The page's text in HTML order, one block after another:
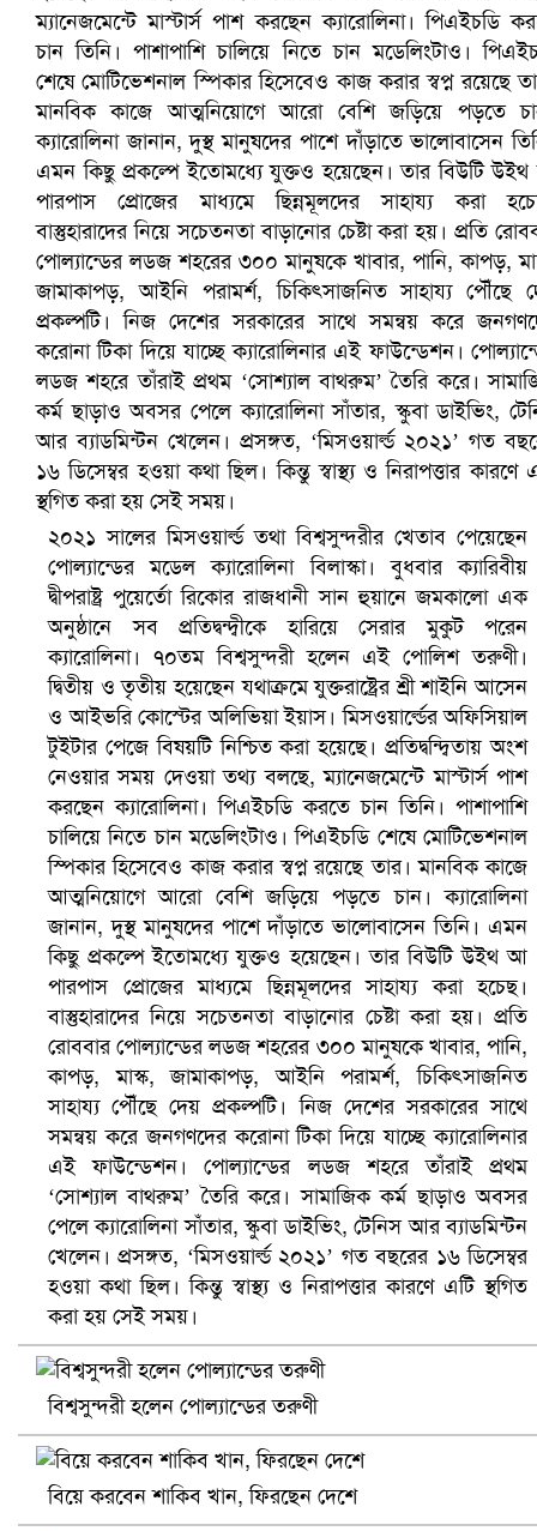
খুলনায় বিএনপি অফিসে গুলি-বোমা হামলা, নিহত ১
প্রোটিয়াদের হারিয়ে বিশ্বকাপের শিরোপা ঘরে তুলল ভারত
সৌদিতে ব্যাপক ধরপাকড়, এক সপ্তাহেই ২১ হাজারের বেশি
বৈষম্যবিরোধী ছাত্র আন্দোলনের সাধারণ সম্পাদকের পদত্যাগ
২০২১ সালের মিসওয়ার্ল্ড তথা বিশ্বসুন্দরীর খেতাব পেয়েছেন
পোল্যান্ডের মডেল ক্যারোলিনা বিলাস্কা। বুধবার ক্যারিবীয়
দ্বীপরাষ্ট্র পুয়ের্তো রিকোর রাজধানী সান হুয়ানে জমকালো এক
অনুষ্ঠানে সব প্রতিদ্বন্দ্বীকে হারিয়ে সেরার মুকুট পরেন
ক্যারোলিনা। ৭০তম বিশ্বসুন্দরী হলেন এই পোলিশ তরুণী।
দ্বিতীয় ও তৃতীয় হয়েছেন যথাক্রমে যুক্তরাষ্ট্রের শ্রী শাইনি আসেন
ও আইভরি কোস্টের অলিভিয়া ইয়াস। মিসওয়ার্ল্ডের অফিসিয়াল
টুইটার পেজে বিষয়টি নিশ্চিত করা হয়েছে। প্রতিদ্বন্দ্বিতায় অংশ
নেওয়ার সময় দেওয়া তথ্য বলছে, ম্যানেজমেন্টে মাস্টার্স পাশ
করছেন ক্যারোলিনা। পিএইচডি করতে চান তিনি। পাশাপাশি
চালিয়ে নিতে চান মডেলিংটাও। পিএইচডি শেষে মোটিভেশনাল
স্পিকার হিসেবেও কাজ করার স্বপ্ন রয়েছে তার। মানবিক কাজে
আত্মনিয়োগে আরো বেশি জড়িয়ে পড়তে চান। ক্যারোলিনা
জানান, দুস্থ মানুষদের পাশে দাঁড়াতে ভালোবাসেন তিনি। এমন
কিছু প্রকল্পে ইতোমধ্যে যুক্তও হয়েছেন। তার বিউটি উইথ আ
পারপাস প্রোজের মাধ্যমে ছিন্নমূলদের সাহায্য করা হচেছ।
বাস্তুহারাদের নিয়ে সচেতনতা বাড়ানোর চেষ্টা করা হয়। প্রতি
রোববার পোল্যান্ডের লডজ শহরের ৩০০ মানুষকে খাবার, পানি,
কাপড়, মাস্ক, জামাকাপড়, আইনি পরামর্শ, চিকিৎসাজনিত
সাহায্য পৌঁছে দেয় প্রকল্পটি। নিজ দেশের সরকারের সাথে
সমন্বয় করে জনগণদের করোনা টিকা দিয়ে যাচ্ছে ক্যারোলিনার
এই ফাউন্ডেশন। পোল্যান্ডের লডজ শহরে তাঁরাই প্রথম
‘সোশ্যাল বাথরুম’ তৈরি করে। সামাজিক কর্ম ছাড়াও অবসর
পেলে ক্যারোলিনা সাঁতার, স্কুবা ডাইভিং, টেনিস আর ব্যাডমিন্টন
খেলেন। প্রসঙ্গত, ‘মিসওয়ার্ল্ড ২০২১’ গত বছরের ১৬ ডিসেম্বর
হওয়া কথা ছিল। কিন্তু স্বাস্থ্য ও নিরাপত্তার কারণে এটি স্থগিত
করা হয় সেই সময়।
বিশ্বসুন্দরী হলেন পোল্যান্ডের তরুণী
বিয়ে করবেন শাকিব খান, ফিরছেন দেশে